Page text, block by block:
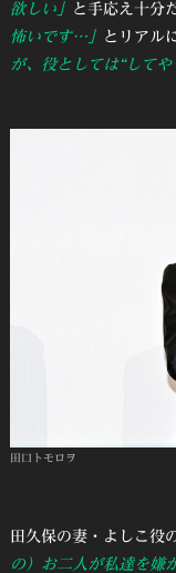
欲しい」 と手応え十分
怖いです…」 とリアル
が、役としては“してや
田口トモロヲ
田久保の妻・よしこ役
の）お二人が私達を嫌